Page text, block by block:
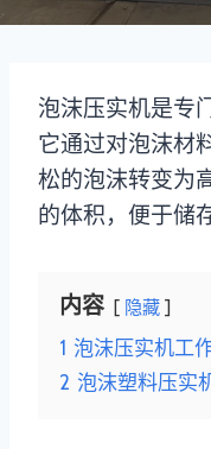
泡沫压实机是专
它通过对泡沫材
松的泡沫转变为
的体积，便于储
内容 隐藏
1 泡沫压实机工
2 泡沫塑料压实